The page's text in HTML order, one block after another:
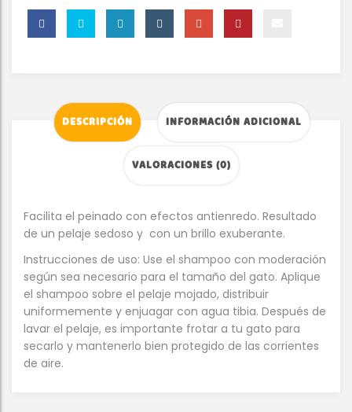
DESCRIPCIÓN INFORMACIÓN ADICIONAL
VALORACIONES (0)
Facilita el peinado con efectos antienredo. Resultado
de un pelaje sedoso y con un brillo exuberante.
Instrucciones de uso: Use el shampoo con moderación
según sea necesario para el tamaño del gato. Aplique
el shampoo sobre el pelaje mojado, distribuir
uniformemente y enjuagar con agua tibia. Después de
lavar el pelaje, es importante frotar a tu gato para
secarlo y mantenerlo bien protegido de las corrientes
de aire.